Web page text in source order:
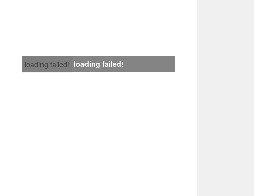
loading failed! loading failed!